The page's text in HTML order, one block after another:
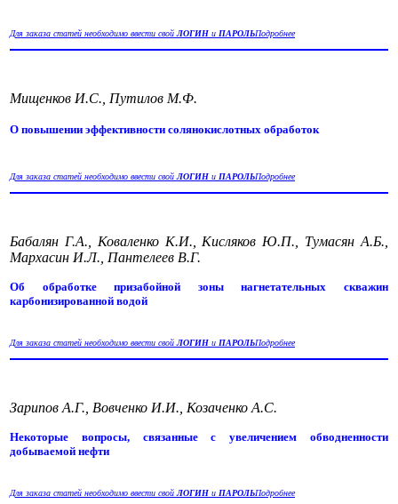
Для заказа статей необходимо ввести свойЛОГИН и ПАРОЛЬПодробнее
Мищенков И.С., Путилов М.Ф.
О повышении эффективности солянокислотных обработок
Для заказа статей необходимо ввести свойЛОГИН и ПАРОЛЬПодробнее
Бабалян Г.А., Коваленко К.И., Кисляков Ю.П., Тумасян А.Б.,
Мархасин И.Л., Пантелеев В.Г.
Об обработке призабойной зоны нагнетательных скважин
карбонизированной водой
Для заказа статей необходимо ввести свойЛОГИН и ПАРОЛЬПодробнее
Зарипов А.Г., Вовченко И.И., Козаченко А.С.
Некоторые вопросы, связанные с увеличением обводненности
добываемой нефти
Для заказа статей необходимо ввести свойЛОГИН и ПАРОЛЬПодробнее